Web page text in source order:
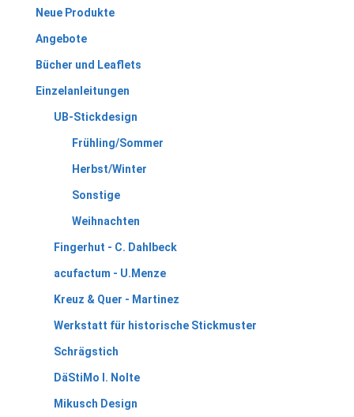
Neue Produkte
Angebote
Bücher und Leaflets
Einzelanleitungen
UB-Stickdesign
Frühling/Sommer
Herbst/Winter
Sonstige
Weihnachten
Fingerhut - C. Dahlbeck
acufactum - U.Menze
Kreuz & Quer - Martinez
Werkstatt für historische Stickmuster
Schrägstich
DäStiMo I. Nolte
Mikusch Design